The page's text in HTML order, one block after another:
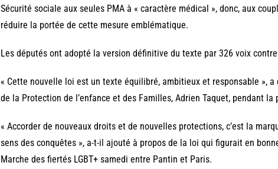
Sécurité sociale aux seules PMA à « caractère médical », donc, aux
réduire la portée de cette mesure emblématique.
Les députés ont adopté la version définitive du texte par 326 voix
« Cette nouvelle loi est un texte équilibré, ambitieux et responsable », a
de la Protection de l’enfance et des Familles, Adrien Taquet, pendant
« Accorder de nouveaux droits et de nouvelles protections, c’est la
sens des conquêtes », a-t-il ajouté à propos de la loi qui figurait en
Marche des fiertés LGBT+ samedi entre Pantin et Paris.